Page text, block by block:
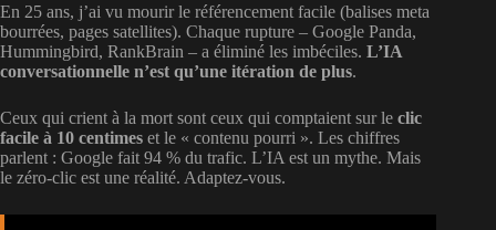
En 25 ans, j’ai vu mourir le référencement facile (balises meta
bourrées, pages satellites). Chaque rupture – Google Panda,
Hummingbird, RankBrain – a éliminé les imbéciles. L’IA
conversationnelle n’est qu’une itération de plus.
Ceux qui crient à la mort sont ceux qui comptaient sur le clic
facile à 10 centimes et le « contenu pourri ». Les chiffres
parlent : Google fait 94 % du trafic. L’IA est un mythe. Mais
le zéro-clic est une réalité. Adaptez-vous.